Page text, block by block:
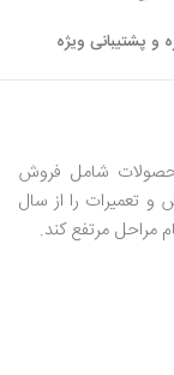
و پشتیبانی ویژه
شامل فروش
و تعمیرات را از سال